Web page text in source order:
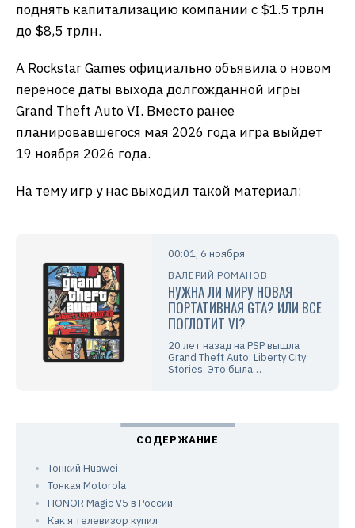
поднять капитализацию компании с $1.5 трлн
до $8,5 трлн.
А Rockstar Games официально объявила о новом
переносе даты выхода долгожданной игры
Grand Theft Auto VI. Вместо ранее
планировавшегося мая 2026 года игра выйдет
19 ноября 2026 года.
На тему игр у нас выходил такой материал:
00:01, 6 ноября
ВАЛЕРИЙ РОМАНОВ
НУЖНА ЛИ МИРУ НОВАЯ
ПОРТАТИВНАЯ GTA? ИЛИ ВСЕ
ПОГЛОТИТ VI?
20 лет назад на PSP вышла
Grand Theft Auto: Liberty City
Stories. Это была…
Тонкий Huawei
Тонкая Motorola
HONOR Magic V5 в России
Как я телевизор купил